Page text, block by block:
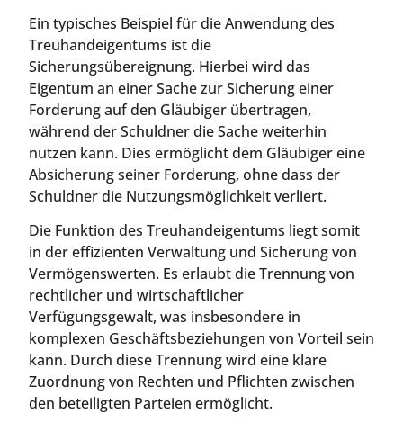
Ein typisches Beispiel für die Anwendung des
Treuhandeigentums ist die
Sicherungsübereignung. Hierbei wird das
Eigentum an einer Sache zur Sicherung einer
Forderung auf den Gläubiger übertragen,
während der Schuldner die Sache weiterhin
nutzen kann. Dies ermöglicht dem Gläubiger eine
Absicherung seiner Forderung, ohne dass der
Schuldner die Nutzungsmöglichkeit verliert.
Die Funktion des Treuhandeigentums liegt somit
in der effizienten Verwaltung und Sicherung von
Vermögenswerten. Es erlaubt die Trennung von
rechtlicher und wirtschaftlicher
Verfügungsgewalt, was insbesondere in
komplexen Geschäftsbeziehungen von Vorteil sein
kann. Durch diese Trennung wird eine klare
Zuordnung von Rechten und Pflichten zwischen
den beteiligten Parteien ermöglicht.